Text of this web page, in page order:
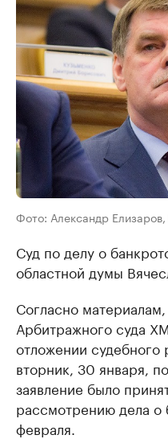
Фото: Александр
Суд по делу о
областной думы
Согласно
Арбитражного суда
отложении судебного
вторник, 30 января,
заявление было
рассмотрению дела о
февраля.